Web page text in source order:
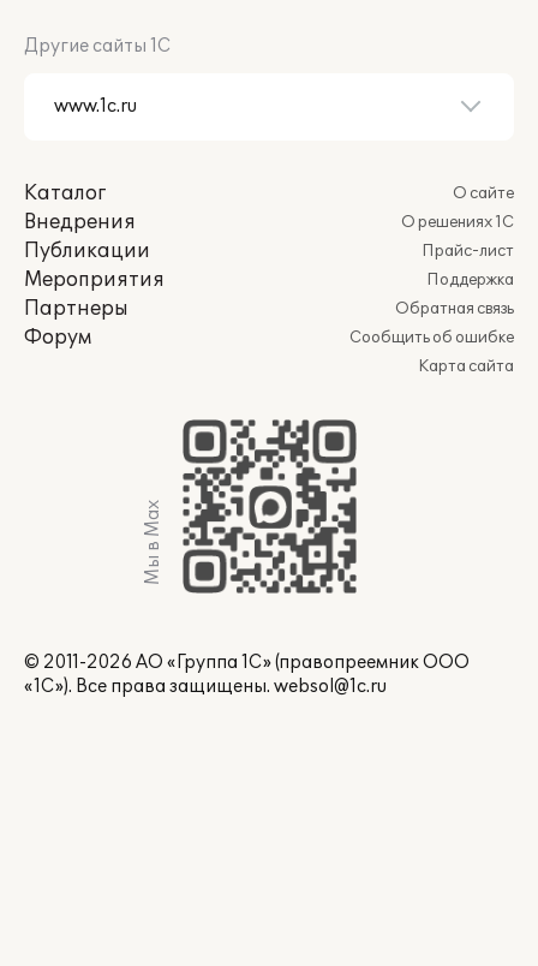
Другие сайты 1С
Каталог
Внедрения
Публикации
Мероприятия
Партнеры
Форум
О сайте
О решениях 1С
Прайс-лист
Поддержка
Обратная связь
Сообщить об ошибке
Карта сайта
Мы в Max
© 2011-2026 АО «Группа 1С» (правопреемник ООО
«1С»). Все права защищены. websol@1c.ru